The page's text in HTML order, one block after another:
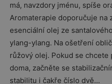
má, navzdory jménu, spíše
Aromaterapie doporučuje na
esenciální olej ze
ylang-ylang. Na ošetření
růžový olej. Pokud se
doma, začněte se
stabilitu i čakře číslo dvě…